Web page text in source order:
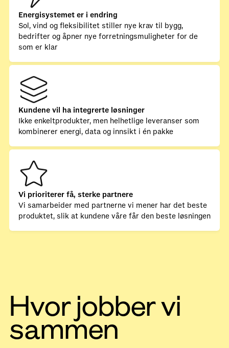
Energisystemet er i endring
Sol, vind og fleksibilitet stiller nye krav til bygg,
bedrifter og åpner nye forretningsmuligheter for de
som er klar
Kundene vil ha integrerte løsninger
Ikke enkeltprodukter, men helhetlige leveranser som
kombinerer energi, data og innsikt i én pakke
Vi prioriterer få, sterke partnere
Vi samarbeider med partnerne vi mener har det beste
produktet, slik at kundene våre får den beste løsningen
Hvor jobber vi
sammen